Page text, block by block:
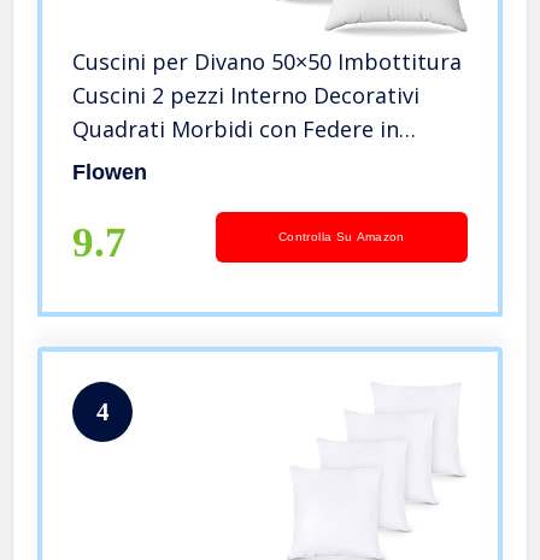
Cuscini per Divano 50×50 Imbottitura
Cuscini 2 pezzi Interno Decorativi
Quadrati Morbidi con Federe in
Cotone e Poliest. Bianca Anallergici
Sfoderabili e Lavabili
Flowen
9.7 Controlla Su Amazon
4